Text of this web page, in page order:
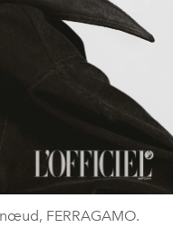
FERRAGAMO.